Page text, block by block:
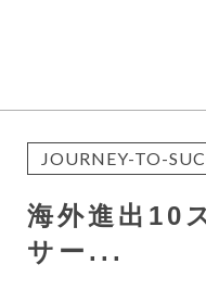
JOURNEY-TO-
海外進出10
サー...